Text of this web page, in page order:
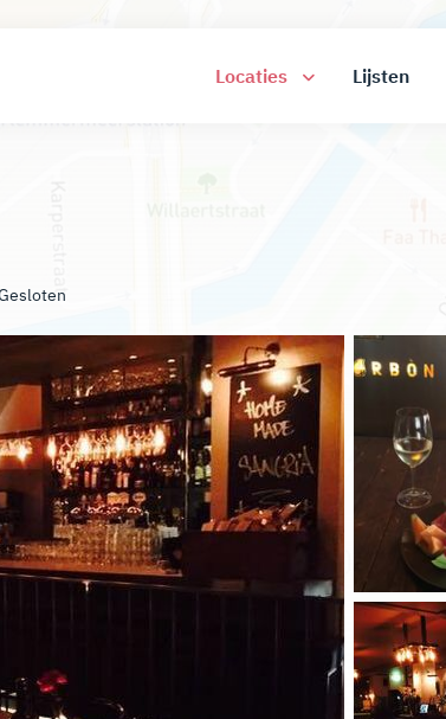
Locaties Lijsten